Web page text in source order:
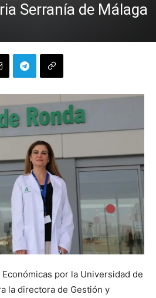
Serranía de Málaga
por la Universidad de
la directora de Gestión y